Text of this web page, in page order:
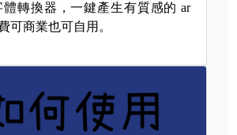
體轉換器，一鍵產生有質感的ar
可商業也可自用。